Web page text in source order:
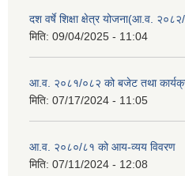
दश वर्षे शिक्षा क्षेत्र योजना(आ.व.
मिति: 09/04/2025 - 11:04
आ.व. २०८१/०८२ को बजेट तथा
मिति: 07/17/2024 - 11:05
आ.व. २०८०/८१ को आय-व्यय विवरण
मिति: 07/11/2024 - 12:08